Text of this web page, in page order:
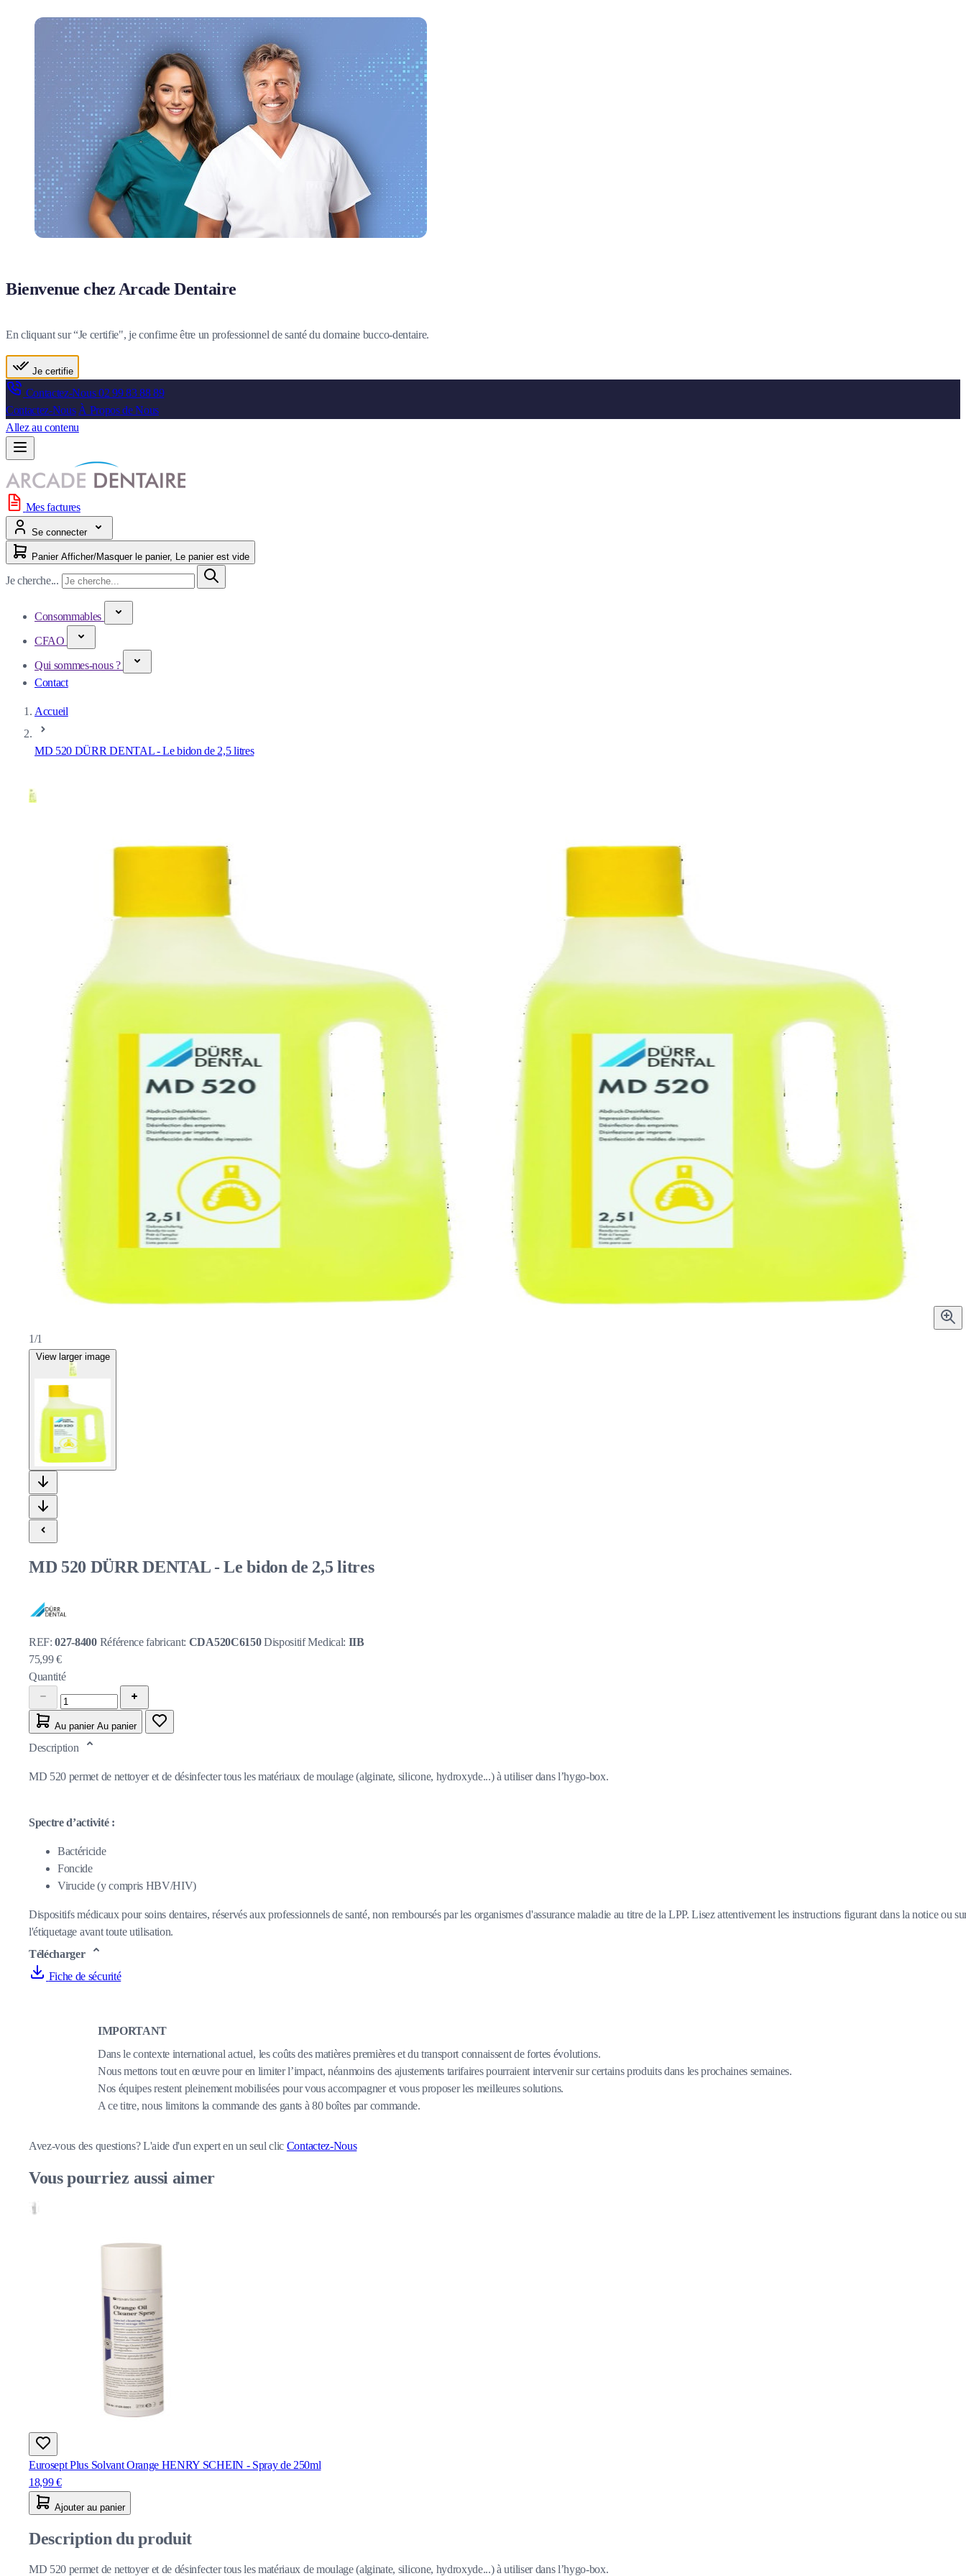
Bienvenue chez Arcade Dentaire
En cliquant sur “Je certifie", je confirme être un professionnel de santé du domaine bucco-dentaire.
Je certifie
Contactez-Nous02 99 83 88 89
Contactez-Nous À Propos de Nous
Allez au contenu
Mes factures
Se connecter
Panier Afficher/Masquer le panier, Le panier est vide
Je cherche...
Consommables
CFAO
Qui sommes-nous ?
Contact
Accueil
MD 520 DÜRR DENTAL - Le bidon de 2,5 litres
1/1
View larger image
MD 520 DÜRR DENTAL - Le bidon de 2,5 litres
REF:027-8400 Référence fabricant: CDA520C6150Dispositif Medical: IIB
75,99 €
Quantité
Au panier Au panier
Description
MD 520 permet de nettoyer et de désinfecter tous les matériaux de moulage (alginate, silicone, hydroxyde...) à utiliser dans l’hygo-box.
Spectre d’activité :
Bactéricide
Foncide
Virucide (y compris HBV/HIV)
Dispositifs médicaux pour soins dentaires, réservés aux professionnels de santé, non remboursés par les organismes d'assurance maladie au titre de la LPP. Lisez attentivement les instructions figurant dans la notice ou
l'étiquetage avant toute utilisation.
Télécharger
Fiche de sécurité
IMPORTANT
Dans le contexte international actuel, les coûts des matières premières et du transport connaissent de fortes évolutions.
Nous mettons tout en œuvre pour en limiter l’impact, néanmoins des ajustements tarifaires pourraient intervenir sur certains produits dans les prochaines semaines.
Nos équipes restent pleinement mobilisées pour vous accompagner et vous proposer les meilleures solutions.
A ce titre, nous limitons la commande des gants à 80 boîtes par commande.
Avez-vous des questions?L'aide d'un expert en un seul clic Contactez-Nous
Vous pourriez aussi aimer
Eurosept Plus Solvant Orange HENRY SCHEIN - Spray de 250ml
18,99 €
Ajouter au panier
Description du produit
MD 520 permet de nettoyer et de désinfecter tous les matériaux de moulage (alginate, silicone, hydroxyde...) à utiliser dans l’hygo-box.